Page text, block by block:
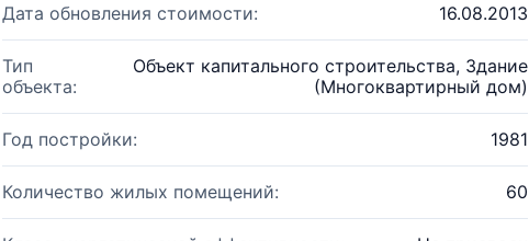
Дата обновления стоимости: 16.08.2013
Тип
объекта:
Объект капитального строительства, Здание
(Многоквартирный дом)
Год постройки: 1981
Количество жилых помещений: 60